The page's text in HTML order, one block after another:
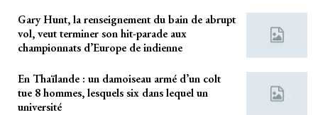
Gary Hunt, la renseignement du bain de abrupt
vol, veut terminer son hit-parade aux
championnats d’Europe de indienne
En Thaïlande : un damoiseau armé d’un colt
tue 8 hommes, lesquels six dans lequel un
université